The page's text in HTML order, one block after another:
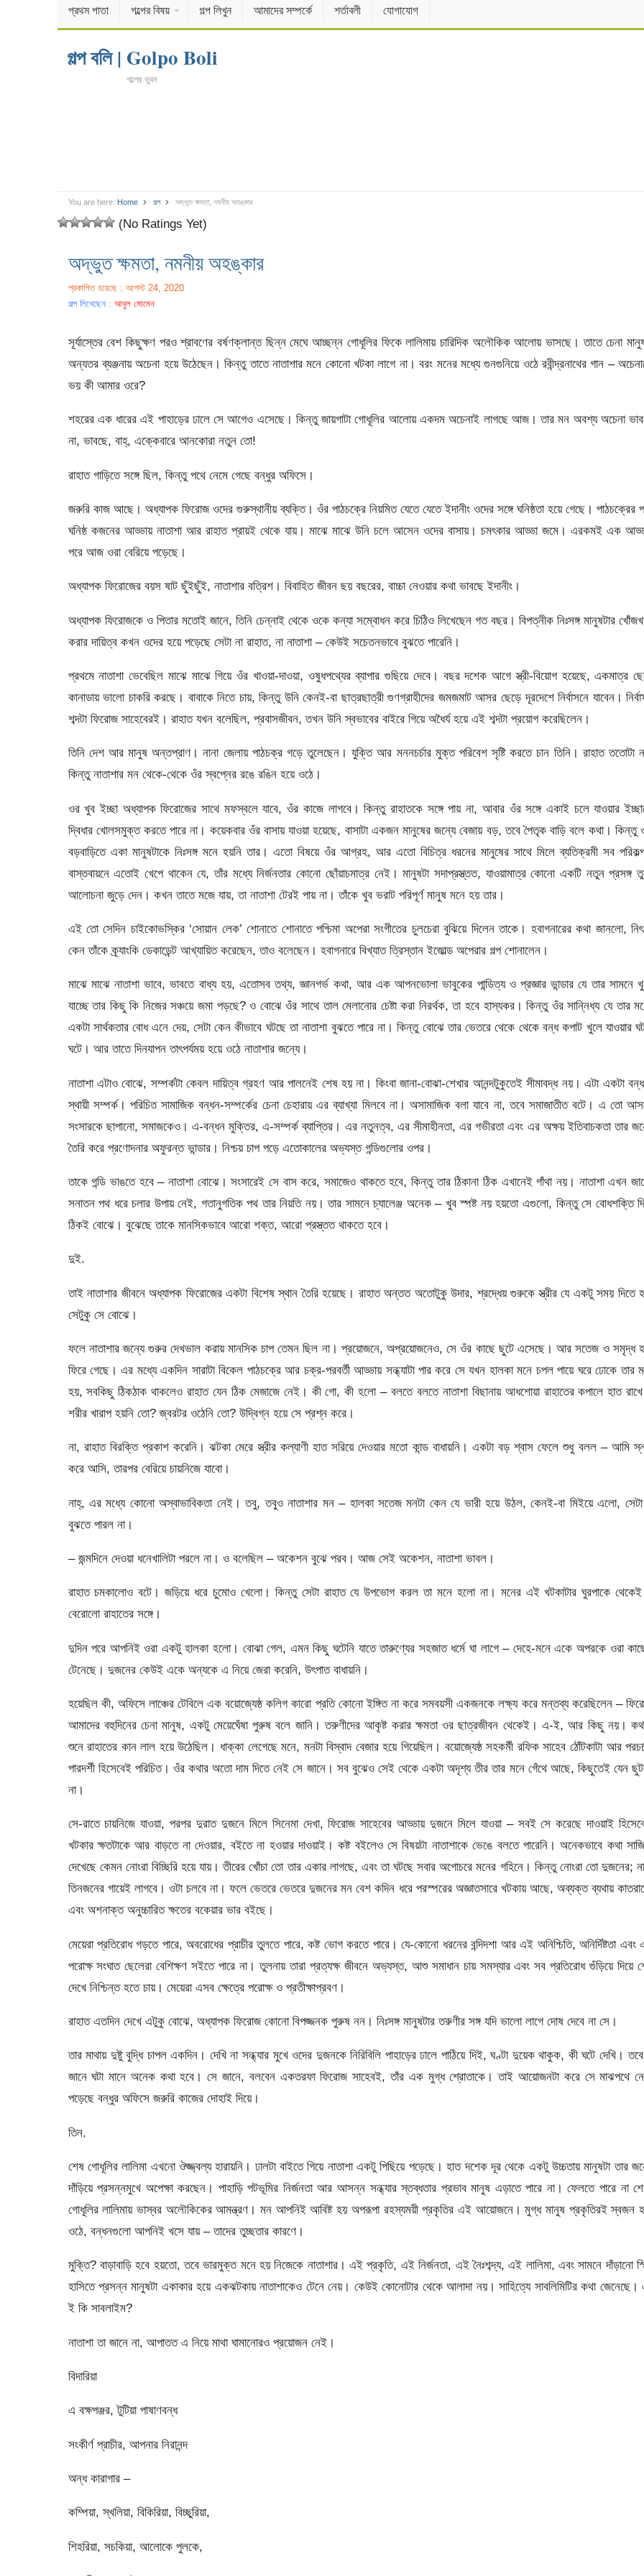
প্রথম পাতা গল্পের বিষয় গল্প লিখুন আমাদের সম্পর্কে শর্তাবলী যোগাযোগ
গল্প বলি | Golpo Boli
গল্পের ভুবন
You are here: Home গল্প অদ্ভুত ক্ষমতা, নমনীয় অহঙ্কার
(No Ratings Yet)
অদ্ভুত ক্ষমতা, নমনীয় অহঙ্কার
প্রকাশিত হয়েছে : আগস্ট 24, 2020
গল্প লিখেছেন : আবুল মোমেন
সূর্যাস্তের বেশ কিছুক্ষণ পরও শ্রাবণের বর্ষণক্লান্ত ছিন্ন মেঘে আচ্ছন্ন গোধূলির ফিকে লালিমায় চারিদিক অলৌকিক আলোয় ভাসছে। তাতে চেনা
অন্যতর ব্যঞ্জনায় অচেনা হয়ে উঠেছেন। কিন্তু তাতে নাতাশার মনে কোনো খটকা লাগে না। বরং মনের মধ্যে গুনগুনিয়ে ওঠে রবীন্দ্রনাথের গান –
ভয় কী আমার ওরে?
শহরের এক ধারের এই পাহাড়ের ঢালে সে আগেও এসেছে। কিন্তু জায়গাটা গোধূলির আলোয় একদম অচেনাই লাগছে আজ। তার মন অবশ্য অচেনা
না, ভাবছে, বাহ্, এক্কেবারে আনকোরা নতুন তো!
রাহাত গাড়িতে সঙ্গে ছিল, কিন্তু পথে নেমে গেছে বন্ধুর অফিসে।
জরুরি কাজ আছে। অধ্যাপক ফিরোজ ওদের গুরুস্থানীয় ব্যক্তি। ওঁর পাঠচক্রে নিয়মিত যেতে যেতে ইদানীং ওদের সঙ্গে ঘনিষ্ঠতা হয়ে গেছে। পাঠচক্রের
ঘনিষ্ঠ কজনের আড্ডায় নাতাশা আর রাহাত প্রায়ই থেকে যায়। মাঝে মাঝে উনি চলে আসেন ওদের বাসায়। চমৎকার আড্ডা জমে। এরকমই এক
পরে আজ ওরা বেরিয়ে পড়েছে।
অধ্যাপক ফিরোজের বয়স ষাট ছুঁইছুঁই, নাতাশার বত্রিশ। বিবাহিত জীবন ছয় বছরের, বাচ্চা নেওয়ার কথা ভাবছে ইদানীং।
অধ্যাপক ফিরোজকে ও পিতার মতোই জানে, তিনি চেন্নাই থেকে ওকে কন্যা সম্বোধন করে চিঠিও লিখেছেন গত বছর। বিপত্নীক নিঃসঙ্গ মানুষটার
করার দায়িত্ব কখন ওদের হয়ে পড়েছে সেটা না রাহাত, না নাতাশা – কেউই সচেতনভাবে বুঝতে পারেনি।
প্রথমে নাতাশা ভেবেছিল মাঝে মাঝে গিয়ে ওঁর খাওয়া-দাওয়া, ওষুধপথ্যের ব্যাপার গুছিয়ে দেবে। বছর দশেক আগে স্ত্রী-বিয়োগ হয়েছে, একমাত্র
কানাডায় ভালো চাকরি করছে। বাবাকে নিতে চায়, কিন্তু উনি কেনই-বা ছাত্রছাত্রী গুণগ্রাহীদের জমজমাট আসর ছেড়ে দূরদেশে নির্বাসনে যাবেন।
শব্দটা ফিরোজ সাহেবেরই। রাহাত যখন বলেছিল, প্রবাসজীবন, তখন উনি স্বভাবের বাইরে গিয়ে অধৈর্য হয়ে এই শব্দটা প্রয়োগ করেছিলেন।
তিনি দেশ আর মানুষ অন্তপ্রাণ। নানা জেলায় পাঠচক্র গড়ে তুলেছেন। যুক্তি আর মননচর্চার মুক্ত পরিবেশ সৃষ্টি করতে চান তিনি। রাহাত ততোটা
কিন্তু নাতাশার মন থেকে-থেকে ওঁর স্বপ্নের রঙে রঙিন হয়ে ওঠে।
ওর খুব ইচ্ছা অধ্যাপক ফিরোজের সাথে মফস্বলে যাবে, ওঁর কাজে লাগবে। কিন্তু রাহাতকে সঙ্গে পায় না, আবার ওঁর সঙ্গে একাই চলে যাওয়ার
দ্বিধার খোলসমুক্ত করতে পারে না। কয়েকবার ওঁর বাসায় যাওয়া হয়েছে, বাসাটা একজন মানুষের জন্যে বেজায় বড়, তবে পৈতৃক বাড়ি বলে কথা। কিন্তু
বড়বাড়িতে একা মানুষটাকে নিঃসঙ্গ মনে হয়নি তার। এতো বিষয়ে ওঁর আগ্রহ, আর এতো বিচিত্র ধরনের মানুষের সাথে মিলে ব্যতিক্রমী সব
বাস্তবায়নে এতোই খেপে থাকেন যে, তাঁর মধ্যে নির্জনতার কোনো ছোঁয়াচমাত্র নেই। মানুষটা সদাপ্রস্ত্তত, যাওয়ামাত্র কোনো একটি নতুন প্রসঙ্গ
আলোচনা জুড়ে দেন। কখন তাতে মজে যায়, তা নাতাশা টেরই পায় না। তাঁকে খুব ভরাট পরিপূর্ণ মানুষ মনে হয় তার।
এই তো সেদিন চাইকোভস্কির ‘সোয়ান লেক’ শোনাতে শোনাতে পশ্চিমা অপেরা সংগীতের চুলচেরা বুঝিয়ে দিলেন তাকে। হবাগনারের কথা জানলো,
কেন তাঁকে ক্র্যাংকি ডেকাডেন্ট আখ্যায়িত করেছেন, তাও বলেছেন। হবাগনারে বিখ্যাত ত্রিস্তান ইজোল্ড অপেরার গল্প শোনালেন।
মাঝে মাঝে নাতাশা ভাবে, ভাবতে বাধ্য হয়, এতোসব তথ্য, জ্ঞানগর্ভ কথা, আর এক আপনভোলা ভাবুকের পান্ডিত্য ও প্রজ্ঞার ভান্ডার যে তার সামনে
যাচ্ছে তার কিছু কি নিজের সঞ্চয়ে জমা পড়ছে? ও বোঝে ওঁর সাথে তাল মেলানোর চেষ্টা করা নিরর্থক, তা হবে হাস্যকর। কিন্তু ওঁর সান্নিধ্য যে তার
একটা সার্থকতার বোধ এনে দেয়, সেটা কেন কীভাবে ঘটছে তা নাতাশা বুঝতে পারে না। কিন্তু বোঝে তার ভেতরে থেকে থেকে বন্ধ কপাট খুলে যাওয়ার
ঘটে। আর তাতে দিনযাপন তাৎপর্যময় হয়ে ওঠে নাতাশার জন্যে।
নাতাশা এটাও বোঝে, সম্পর্কটা কেবল দায়িত্ব গ্রহণ আর পালনেই শেষ হয় না। কিংবা জানা-বোঝা-শেখার আনন্দটুকুতেই সীমাবদ্ধ নয়। এটা একটা
স্থায়ী সম্পর্ক। পরিচিত সামাজিক বন্ধন-সম্পর্কের চেনা চেহারায় এর ব্যাখ্যা মিলবে না। অসামাজিক বলা যাবে না, তবে সমাজাতীত বটে। এ তো
সংসারকে ছাপানো, সমাজকেও। এ-বন্ধন মুক্তির, এ-সম্পর্ক ব্যাপ্তির। এর নতুনত্ব, এর সীমাহীনতা, এর গভীরতা এবং এর অক্ষয় ইতিবাচকতা তার
তৈরি করে প্রণোদনার অফুরন্ত ভান্ডার। নিশ্চয় চাপ পড়ে এতোকালের অভ্যস্ত গন্ডিগুলোর ওপর।
তাকে গন্ডি ভাঙতে হবে – নাতাশা বোঝে। সংসারেই সে বাস করে, সমাজেও থাকতে হবে, কিন্তু তার ঠিকানা ঠিক এখানেই গাঁথা নয়। নাতাশা এখন
সনাতন পথ ধরে চলার উপায় নেই, গতানুগতিক পথ তার নিয়তি নয়। তার সামনে চ্যালেঞ্জ অনেক – খুব স্পষ্ট নয় হয়তো এগুলো, কিন্তু সে বোধশক্তি
ঠিকই বোঝে। বুঝেছে তাকে মানসিকভাবে আরো শক্ত, আরো প্রস্ত্তত থাকতে হবে।
দুই.
তাই নাতাশার জীবনে অধ্যাপক ফিরোজের একটা বিশেষ স্থান তৈরি হয়েছে। রাহাত অন্তত অতোটুকু উদার, শ্রদ্ধেয় গুরুকে স্ত্রীর যে একটু সময় দিতে
সেটুকু সে বোঝে।
ফলে নাতাশার জন্যে গুরুর দেখভাল করায় মানসিক চাপ তেমন ছিল না। প্রয়োজনে, অপ্রয়োজনেও, সে ওঁর কাছে ছুটে এসেছে। আর সতেজ ও সমৃদ্ধ
ফিরে গেছে। এর মধ্যে একদিন সারাটা বিকেল পাঠচক্রে আর চক্র-পরবর্তী আড্ডায় সন্ধ্যাটা পার করে সে যখন হালকা মনে চপল পায়ে ঘরে ঢোকে তার
হয়, সবকিছু ঠিকঠাক থাকলেও রাহাত যেন ঠিক মেজাজে নেই। কী গো, কী হলো – বলতে বলতে নাতাশা বিছানায় আধশোয়া রাহাতের কপালে হাত
শরীর খারাপ হয়নি তো? জ্বরটর ওঠেনি তো? উদ্বিগ্ন হয়ে সে প্রশ্ন করে।
না, রাহাত বিরক্তি প্রকাশ করেনি। ঝটকা মেরে স্ত্রীর কল্যাণী হাত সরিয়ে দেওয়ার মতো কান্ড বাধায়নি। একটা বড় শ্বাস ফেলে শুধু বলল – আমি
করে আসি, তারপর বেরিয়ে চায়নিজে যাবো।
নাহ্, এর মধ্যে কোনো অস্বাভাবিকতা নেই। তবু, তবুও নাতাশার মন – হালকা সতেজ মনটা কেন যে ভারী হয়ে উঠল, কেনই-বা মিইয়ে এলো,
বুঝতে পারল না।
– জন্মদিনে দেওয়া ধনেখালিটা পরলে না। ও বলেছিল – অকেশন বুঝে পরব। আজ সেই অকেশন, নাতাশা ভাবল।
রাহাত চমকালোও বটে। জড়িয়ে ধরে চুমোও খেলো। কিন্তু সেটা রাহাত যে উপভোগ করল তা মনে হলো না। মনের এই খটকাটার ঘুরপাকে
বেরোলো রাহাতের সঙ্গে।
দুদিন পরে আপনিই ওরা একটু হালকা হলো। বোঝা গেল, এমন কিছু ঘটেনি যাতে তারুণ্যের সহজাত ধর্মে ঘা লাগে – দেহে-মনে একে অপরকে ওরা
টেনেছে। দুজনের কেউই একে অন্যকে এ নিয়ে জেরা করেনি, উৎপাত বাধায়নি।
হয়েছিল কী, অফিসে লাঞ্চের টেবিলে এক বয়োজ্যেষ্ঠ কলিগ কারো প্রতি কোনো ইঙ্গিত না করে সমবয়সী একজনকে লক্ষ্য করে মন্তব্য করেছিলেন –
আমাদের বহুদিনের চেনা মানুষ, একটু মেয়েঘেঁষা পুরুষ বলে জানি। তরুণীদের আকৃষ্ট করার ক্ষমতা ওর ছাত্রজীবন থেকেই। এ-ই, আর কিছু নয়।
শুনে রাহাতের কান লাল হয়ে উঠেছিল। ধাক্কা লেগেছে মনে, মনটা বিস্বাদ বেজার হয়ে গিয়েছিল। বয়োজ্যেষ্ঠ সহকর্মী রফিক সাহেব ঠোঁটকাটা আর
পারদর্শী হিসেবেই পরিচিত। ওঁর কথার অতো দাম দিতে নেই সে জানে। সব বুঝেও সেই থেকে একটা অদৃশ্য তীর তার মনে গেঁথে আছে, কিছুতেই যেন
না।
সে-রাতে চায়নিজে যাওয়া, পরপর দুরাত দুজনে মিলে সিনেমা দেখা, ফিরোজ সাহেবের আড্ডায় দুজনে মিলে যাওয়া – সবই সে করেছে দাওয়াই
খটকার ক্ষতটাকে আর বাড়তে না দেওয়ার, বইতে না হওয়ার দাওয়াই। কষ্ট বইলেও সে বিষয়টা নাতাশাকে ভেঙে বলতে পারেনি। অনেকভাবে কথা
দেখেছে কেমন নোংরা বিচ্ছিরি হয়ে যায়। তীরের খোঁচা তো তার একার লাগছে, এবং তা ঘটছে সবার অগোচরে মনের গহিনে। কিন্তু নোংরা তো দুজনের;
তিনজনের গায়েই লাগবে। ওটা চলবে না। ফলে ভেতরে ভেতরে দুজনের মন বেশ কদিন ধরে পরস্পরের অজ্ঞাতসারে খটকায় আছে, অব্যক্ত ব্যথায়
এবং অশনাক্ত অনুচ্চারিত ক্ষতের বকেয়ার ভার বইছে।
মেয়েরা প্রতিরোধ গড়তে পারে, অবরোধের প্রাচীর তুলতে পারে, কষ্ট ভোগ করতে পারে। যে-কোনো ধরনের বন্দিদশা আর এই অনিশ্চিতি, অনির্দিষ্টতা এবং
পরোক্ষ সংঘাত ছেলেরা বেশিক্ষণ সইতে পারে না। তুলনায় তারা প্রত্যক্ষ জীবনে অভ্যস্ত, আশু সমাধান চায় সমস্যার এবং সব প্রতিরোধ গুঁড়িয়ে দিয়ে
দেখে নিশ্চিন্ত হতে চায়। মেয়েরা এসব ক্ষেত্রে পরোক্ষ ও প্রতীক্ষাপ্রবণ।
রাহাত এতদিন দেখে এটুকু বোঝে, অধ্যাপক ফিরোজ কোনো বিপজ্জনক পুরুষ নন। নিঃসঙ্গ মানুষটার তরুণীর সঙ্গ যদি ভালো লাগে দোষ দেবে না সে।
তার মাথায় দুষ্টু বুদ্ধি চাপল একদিন। দেখি না সন্ধ্যার মুখে ওদের দুজনকে নিরিবিলি পাহাড়ের ঢালে পাঠিয়ে দিই, ঘণ্টা দুয়েক থাকুক, কী ঘটে দেখি।
জানে ঘটা মানে অনেক কথা হবে। সে জানে, বলবেন একতরফা ফিরোজ সাহেবই, তাঁর এক মুগ্ধ শ্রোতাকে। তাই আয়োজনটা করে সে মাঝপথে
পড়েছে বন্ধুর অফিসে জরুরি কাজের দোহাই দিয়ে।
তিন.
শেষ গোধূলির লালিমা এখনো ঔজ্জ্বল্য হারায়নি। ঢালটা বাইতে গিয়ে নাতাশা একটু পিছিয়ে পড়েছে। হাত দশেক দূর থেকে একটু উচ্চতায় মানুষটা তার
দাঁড়িয়ে প্রসন্নমুখে অপেক্ষা করছেন। পাহাড়ি পটভূমির নির্জনতা আর আসন্ন সন্ধ্যার স্তব্ধতার প্রভাব মানুষ এড়াতে পারে না। ফেলতে পারে না
গোধূলির লালিমায় ভাস্বর অলৌকিকের আমন্ত্রণ। মন আপনিই আবিষ্ট হয় অপরূপা রহস্যময়ী প্রকৃতির এই আয়োজনে। মুগ্ধ মানুষ প্রকৃতিরই স্বজন
ওঠে, বন্ধনগুলো আপনিই খসে যায় – তাদের তুচ্ছতার কারণে।
মুক্তি? বাড়াবাড়ি হবে হয়তো, তবে ভারমুক্ত মনে হয় নিজেকে নাতাশার। এই প্রকৃতি, এই নির্জনতা, এই নৈঃশব্দ্য, এই লালিমা, এবং সামনে দাঁড়ানো
হাসিতে প্রসন্ন মানুষটা একাকার হয়ে একঝটকায় নাতাশাকেও টেনে নেয়। কেউই কোনোটার থেকে আলাদা নয়। সাহিত্যে সাবলিমিটির কথা জেনেছে।
ই কি সাবলাইম?
নাতাশা তা জানে না, আপাতত এ নিয়ে মাথা ঘামানোরও প্রয়োজন নেই।
বিদারিয়া
এ বক্ষপঞ্জর, টুটিয়া পাষাণবন্ধ
সংকীর্ণ প্রাচীর, আপনার নিরানন্দ
অন্ধ কারাগার –
কম্পিয়া, স্খলিয়া, বিকিরিয়া, বিচ্ছুরিয়া,
শিহরিয়া, সচকিয়া, আলোকে পুলকে,